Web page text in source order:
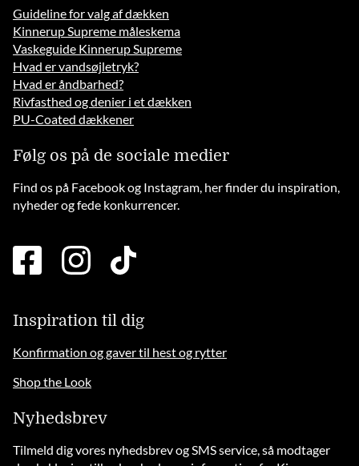
Guideline for valg af dækken
Kinnerup Supreme måleskema
Vaskeguide Kinnerup Supreme
Hvad er vandsøjletryk?
Hvad er åndbarhed?
Rivfasthed og denier i et dækken
PU-Coated dækkener
Følg os på de sociale medier
Find os på Facebook og Instagram, her finder du inspiration,
nyheder og fede konkurrencer.
facebook
square
instagramtiktok
Inspiration til dig
Konfirmation og gaver til hest og rytter
Shop the Look
Nyhedsbrev
Tilmeld dig vores nyhedsbrev og SMS service, så modtager